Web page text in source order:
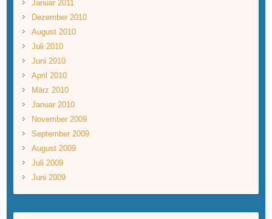
Januar 2011
Dezember 2010
August 2010
Juli 2010
Juni 2010
April 2010
März 2010
Januar 2010
November 2009
September 2009
August 2009
Juli 2009
Juni 2009